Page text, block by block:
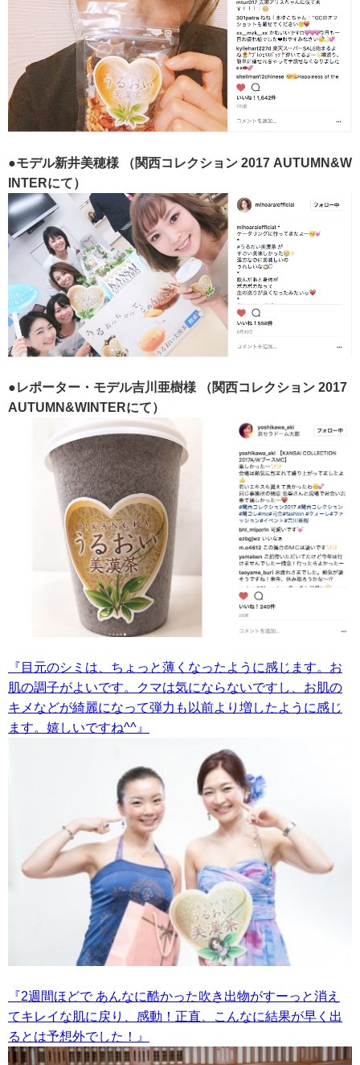
●モデル新井美穂様
（関西コレクション 2017 AUTUMN&W
INTERにて）
●レポーター・モデル吉川亜樹様
（関西コレクション 2017
AUTUMN&WINTERにて）
『目元のシミは、ちょっと薄くなったように感じます。お
肌の調子がよいです。クマは気にならないですし、お肌の
キメなどが綺麗になって弾力も以前より増したように感じ
ます。嬉しいですね^^』
『2週間ほどで あんなに酷かった吹き出物がすーっと消え
てキレイな肌に戻り、感動！正直、こんなに結果が早く出
るとは予想外でした！』